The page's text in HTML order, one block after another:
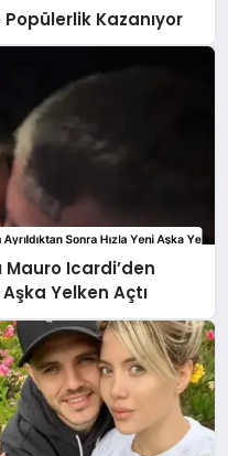
Kazanıyor
Icardi’den
Yelken Açtı